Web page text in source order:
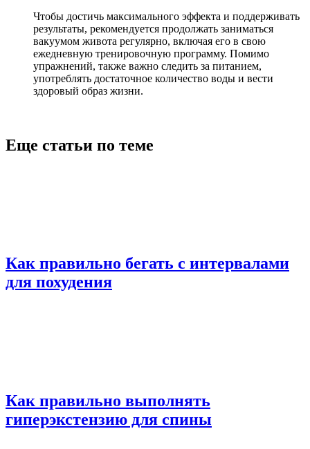
Чтобы достичь максимального эффекта и поддерживать
результаты, рекомендуется продолжать заниматься
вакуумом живота регулярно, включая его в свою
ежедневную тренировочную программу. Помимо
упражнений, также важно следить за питанием,
употреблять достаточное количество воды и вести
здоровый образ жизни.
Еще статьи по теме
Как правильно бегать с интервалами
для похудения
Как правильно выполнять
гиперэкстензию для спины